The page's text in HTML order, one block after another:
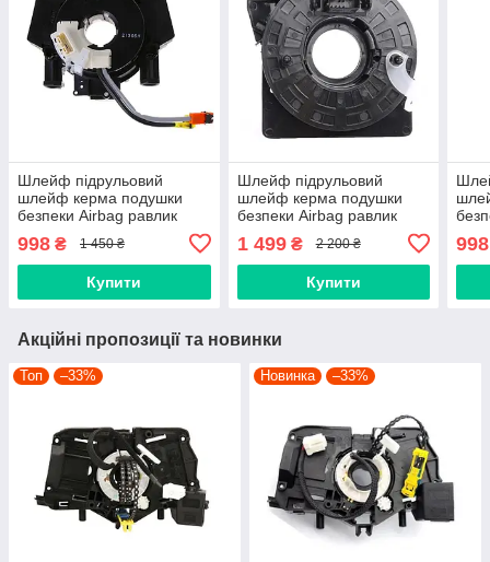
Шлейф підрульовий
шлейф керма подушки
безпеки Airbag равлик
керма KAPACO NISSAN 2
дроти В5567-JD00А,
B5567-CB66A, B5567-
998 ₴ 1 450 ₴
Купити
Шлейф підрульовий
шлейф керма подушки
безпеки Airbag равлик
Volkswagen VW Seat
Skoda Audi VAG
6Q0959653, 6Q0959653B
1 499₴ 2 200 ₴
Купити
998
Акційні пропозиції та новинки
Топ –33% Новинка –33%